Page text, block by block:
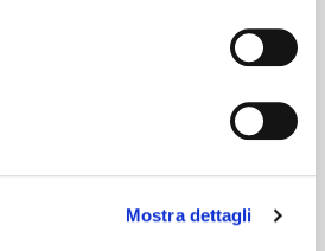
Mostra dettagli
di alta qualità. Tagliato sulle tue